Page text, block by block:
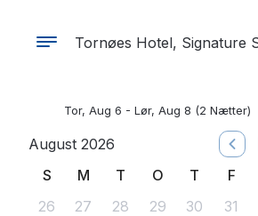
Tornøes Hotel, Signature
Tor, Aug 6 - Lør, Aug 8 (2 Nætter)
August 2026
S
M T O T F
26
27 28 29 30 31